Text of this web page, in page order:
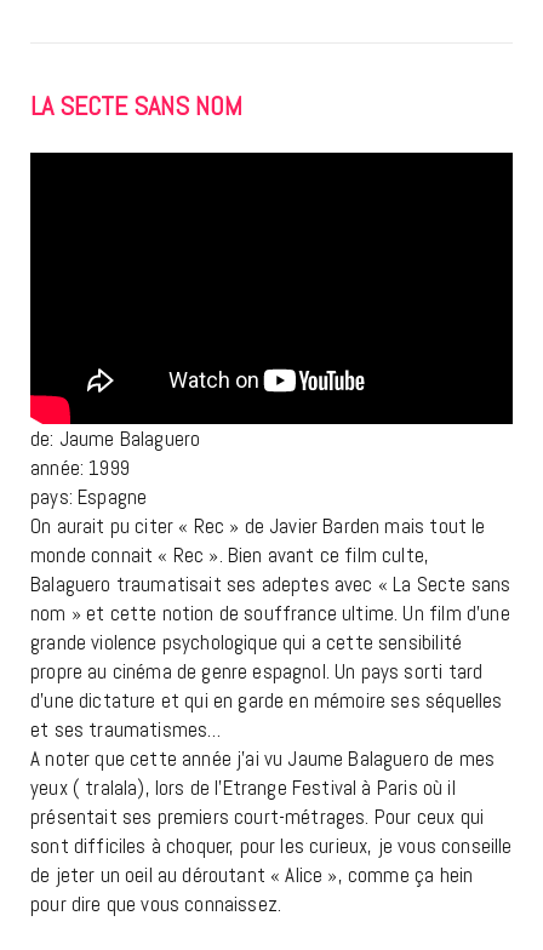
LA SECTE SANS NOM
de: Jaume Balaguero
année: 1999
pays: Espagne
On aurait pu citer « Rec » de Javier Barden mais tout le
monde connait « Rec ». Bien avant ce film culte,
Balaguero traumatisait ses adeptes avec « La Secte sans
nom » et cette notion de souffrance ultime. Un film d’une
grande violence psychologique qui a cette sensibilité
propre au cinéma de genre espagnol. Un pays sorti tard
d’une dictature et qui en garde en mémoire ses séquelles
et ses traumatismes…
A noter que cette année j’ai vu Jaume Balaguero de mes
yeux ( tralala), lors de l’Etrange Festival à Paris où il
présentait ses premiers court-métrages. Pour ceux qui
sont difficiles à choquer, pour les curieux, je vous conseille
de jeter un oeil au déroutant « Alice », comme ça hein
pour dire que vous connaissez.